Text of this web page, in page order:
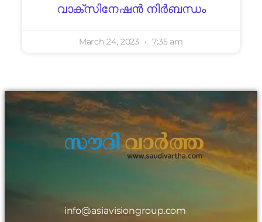
വാക്സിനേഷൻ നിർബന്ധം
March 24, 2023 7:35 am
info@asiavisiongroup.com